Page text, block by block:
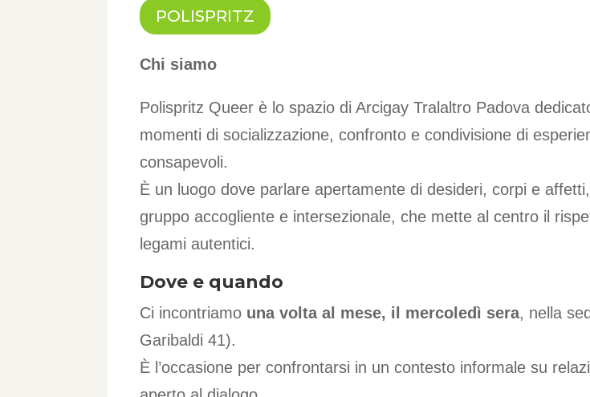
POLISPRITZ
Chi siamo
Polispritz Queer è lo spazio di Arcigay Tralaltro Padova
momenti di socializzazione, confronto e condivisione di
consapevoli.
È un luogo dove parlare apertamente di desideri, corpi e
gruppo accogliente e intersezionale, che mette al centro il
legami autentici.
Dove e quando
Ci incontriamo una volta al mese, il mercoledì sera, nella
Garibaldi 41).
È l’occasione per confrontarsi in un contesto informale su